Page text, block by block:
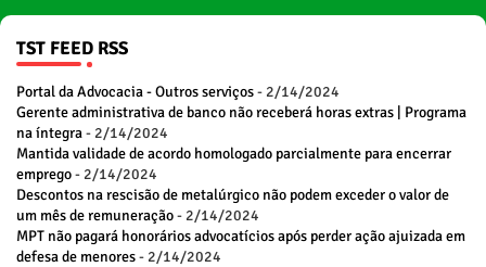
TST FEED RSS
Portal da Advocacia - Outros serviços- 2/14/2024
Gerente administrativa de banco não receberá horas extras | Programa
na íntegra- 2/14/2024
Mantida validade de acordo homologado parcialmente para encerrar
emprego- 2/14/2024
Descontos na rescisão de metalúrgico não podem exceder o valor de
um mês de remuneração- 2/14/2024
MPT não pagará honorários advocatícios após perder ação ajuizada em
defesa de menores- 2/14/2024